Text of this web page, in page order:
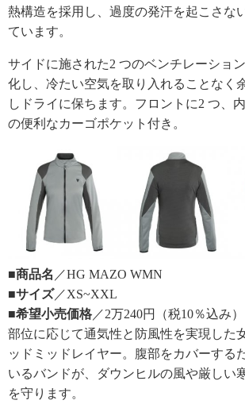
熱構造を採用し、過度の発汗を起こさな
ています。
サイドに施された2 つのベンチレーショ
化し、冷たい空気を取り入れることなく
しドライに保ちます。フロントに2 つ、
の便利なカーゴポケット付き。
■商品名 ／HG MAZO WMN
■サイズ／XS~XXL
■希望小売価格／2万240円（税10％込み）
部位に応じて通気性と防風性を実現した
ッドミッドレイヤー。腹部をカバーする
いるバンドが、ダウンヒルの風や厳しい
を守ります。